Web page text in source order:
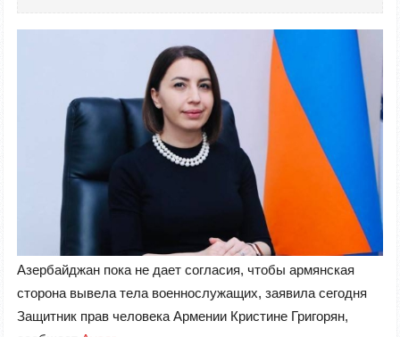
Азербайджан пока не дает согласия, чтобы армянская
сторона вывела тела военнослужащих, заявила сегодня
Защитник прав человека Армении Кристине Григорян,